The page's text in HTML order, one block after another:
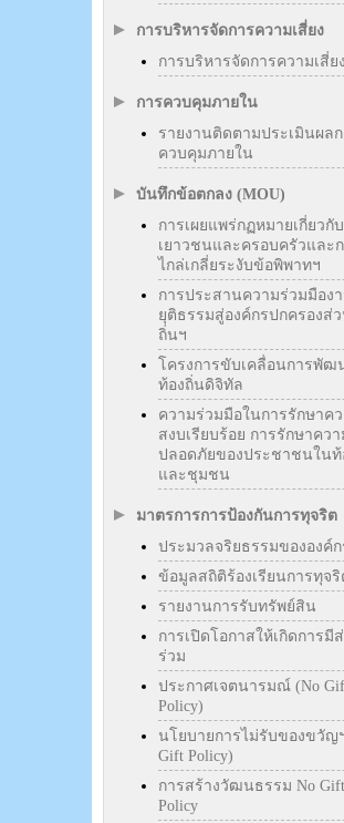
การบริหารจัดการความเสี่ยง
การบริหารจัดการความเสี่ยง
การควบคุมภายใน
รายงานติดตามประเมินผลก
ควบคุมภายใน
บันทึกข้อตกลง (MOU)
การเผยแพร่กฏหมายเกี่ยวกับ
เยาวชนและครอบครัวและ
ไกล่เกลี่ยระงับข้อพิพาทฯ
การประสานความร่วมมือง
ยุติธรรมสู่องค์กรปกครองส่
ถิ่นฯ
โครงการขับเคลื่อนการพัฒ
ท้องถิ่นดิจิทัล
ความร่วมมือในการรักษาค
สงบเรียบร้อย การรักษาควา
ปลอดภัยของประชาชนในท้
และชุมชน
มาตรการการป้องกันการทุจริต
ประมวลจริยธรรมขององค์ก
ข้อมูลสถิติร้องเรียนการทุจริ
รายงานการรับทรัพย์สิน
การเปิดโอกาสให้เกิดการมี
ร่วม
ประกาศเจตนารมณ์ (No
Policy)
นโยบายการไม่รับของขวัญ
Gift Policy)
การสร้างวัฒนธรรม No Gift
Policy